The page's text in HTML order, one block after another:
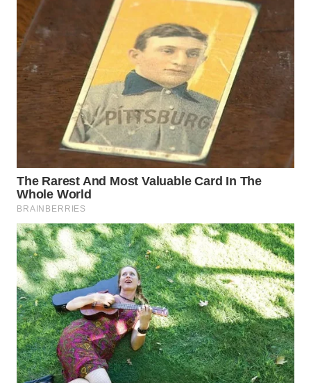
PADANG
LAWAS
WN
SUMEDANG
CIANJUR
WN
KEPULAUAN
WN
TANGERANG
WN
BINJAI
WN
CIREBON